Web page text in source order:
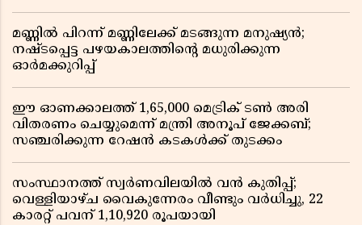
മണ്ണിൽ പിറന്ന് മണ്ണിലേക്ക് മടങ്ങുന്ന മനുഷ്യൻ;
നഷ്ടപ്പെട്ട പഴയകാലത്തിൻ്റെ മധുരിക്കുന്ന
ഓർമക്കുറിപ്പ്
ഈ ഓണക്കാലത്ത് 1,65,000 മെട്രിക് ടൺ അരി
വിതരണം ചെയ്യുമെന്ന് മന്ത്രി അനൂപ് ജേക്കബ്;
സഞ്ചരിക്കുന്ന റേഷൻ കടകൾക്ക് തുടക്കം
സംസ്ഥാനത്ത് സ്വർണവിലയിൽ വൻ കുതിപ്പ്;
വെള്ളിയാഴ്ച വൈകുന്നേരം വീണ്ടും വർധിച്ചു, 22
കാരറ്റ് പവന് 1,10,920 രൂപയായി